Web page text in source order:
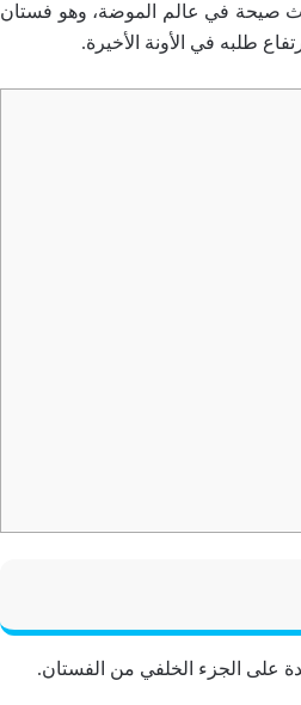
في عالم الموضة، وهو فستان
طلبه في الأونة الأخيرة.
على الجزء الخلفي من الفستان.